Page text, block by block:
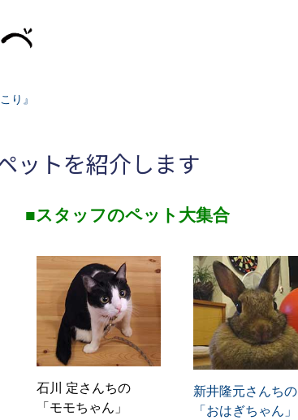
り』
ットを紹介します
■スタッフのペット大集合
石川 定さんちの
「モモちゃん」
新井隆元さんちの
「おはぎちゃん」